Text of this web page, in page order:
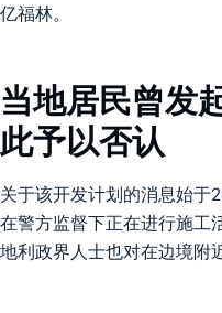
亿福林。
当地居民曾发
此予以否认
关于该开发计划的消息始于
在警方监督下正在进行施工
地利政界人士也对在边境附